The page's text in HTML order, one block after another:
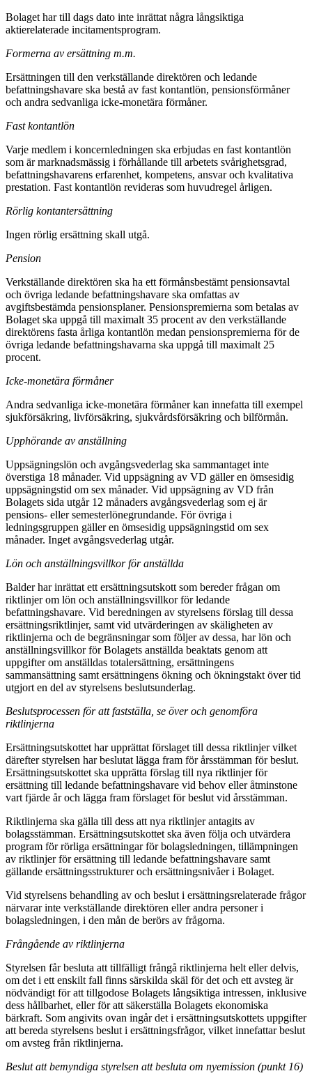
Bolaget har till dags dato inte inrättat några långsiktiga
aktierelaterade incitamentsprogram.
Formerna av ersättning m.m.
Ersättningen till den verkställande direktören och ledande
befattningshavare ska bestå av fast kontantlön, pensionsförmåner
och andra sedvanliga icke-monetära förmåner.
Fast kontantlön
Varje medlem i koncernledningen ska erbjudas en fast kontantlön
som är marknadsmässig i förhållande till arbetets svårighetsgrad,
befattningshavarens erfarenhet, kompetens, ansvar och kvalitativa
prestation. Fast kontantlön revideras som huvudregel årligen.
Rörlig kontantersättning
Ingen rörlig ersättning skall utgå.
Pension
Verkställande direktören ska ha ett förmånsbestämt pensionsavtal
och övriga ledande befattningshavare ska omfattas av
avgiftsbestämda pensionsplaner. Pensionspremierna som betalas av
Bolaget ska uppgå till maximalt 35 procent av den verkställande
direktörens fasta årliga kontantlön medan pensionspremierna för de
övriga ledande befattningshavarna ska uppgå till maximalt 25
procent.
Icke-monetära förmåner
Andra sedvanliga icke-monetära förmåner kan innefatta till exempel
sjukförsäkring, livförsäkring, sjukvårdsförsäkring och bilförmån.
Upphörande av anställning
Uppsägningslön och avgångsvederlag ska sammantaget inte
överstiga 18 månader. Vid uppsägning av VD gäller en ömsesidig
uppsägningstid om sex månader. Vid uppsägning av VD från
Bolagets sida utgår 12 månaders avgångsvederlag som ej är
pensions- eller semesterlönegrundande. För övriga i
ledningsgruppen gäller en ömsesidig uppsägningstid om sex
månader. Inget avgångsvederlag utgår.
Lön och anställningsvillkor för anställda
Balder har inrättat ett ersättningsutskott som bereder frågan om
riktlinjer om lön och anställningsvillkor för ledande
befattningshavare. Vid beredningen av styrelsens förslag till dessa
ersättningsriktlinjer, samt vid utvärderingen av skäligheten av
riktlinjerna och de begränsningar som följer av dessa, har lön och
anställningsvillkor för Bolagets anställda beaktats genom att
uppgifter om anställdas totalersättning, ersättningens
sammansättning samt ersättningens ökning och ökningstakt över tid
utgjort en del av styrelsens beslutsunderlag.
Beslutsprocessen för att fastställa, se över och genomföra
riktlinjerna
Ersättningsutskottet har upprättat förslaget till dessa riktlinjer vilket
därefter styrelsen har beslutat lägga fram för årsstämman för beslut.
Ersättningsutskottet ska upprätta förslag till nya riktlinjer för
ersättning till ledande befattningshavare vid behov eller åtminstone
vart fjärde år och lägga fram förslaget för beslut vid årsstämman.
Riktlinjerna ska gälla till dess att nya riktlinjer antagits av
bolagsstämman. Ersättningsutskottet ska även följa och utvärdera
program för rörliga ersättningar för bolagsledningen, tillämpningen
av riktlinjer för ersättning till ledande befattningshavare samt
gällande ersättningsstrukturer och ersättningsnivåer i Bolaget.
Vid styrelsens behandling av och beslut i ersättningsrelaterade frågor
närvarar inte verkställande direktören eller andra personer i
bolagsledningen, i den mån de berörs av frågorna.
Frångående av riktlinjerna
Styrelsen får besluta att tillfälligt frångå riktlinjerna helt eller delvis,
om det i ett enskilt fall finns särskilda skäl för det och ett avsteg är
nödvändigt för att tillgodose Bolagets långsiktiga intressen, inklusive
dess hållbarhet, eller för att säkerställa Bolagets ekonomiska
bärkraft. Som angivits ovan ingår det i ersättningsutskottets uppgifter
att bereda styrelsens beslut i ersättningsfrågor, vilket innefattar beslut
om avsteg från riktlinjerna.
Beslut att bemyndiga styrelsen att besluta om nyemission (punkt 16)